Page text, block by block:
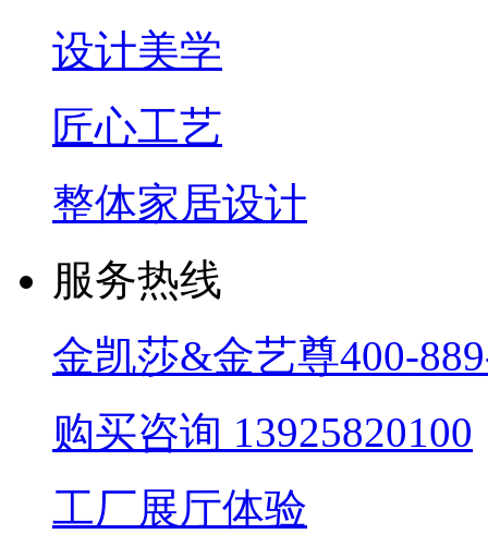
设计美学
匠心工艺
整体家居设计
服务热线
金凯莎&金艺尊400-
购买咨询 13925820100
工厂展厅体验